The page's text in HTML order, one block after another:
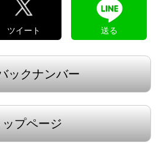
ツイート 送る
ックナンバー
ップページ